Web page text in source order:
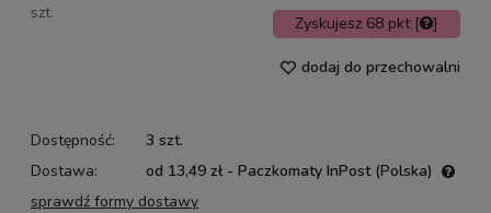
szt.
Zyskujesz 68 pkt [ ]
dodaj do przechowalni
Dostępność:
3 szt.
Dostawa:
od 13,49 zł - Paczkomaty InPost (Polska)
sprawdź formy dostawy